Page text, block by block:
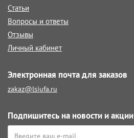
Статьи
Вопросы и ответы
Отзывы
Личный кабинет
Электронная почта для заказов
zakaz@lsiufa.ru
Подпишитесь на новости и акции